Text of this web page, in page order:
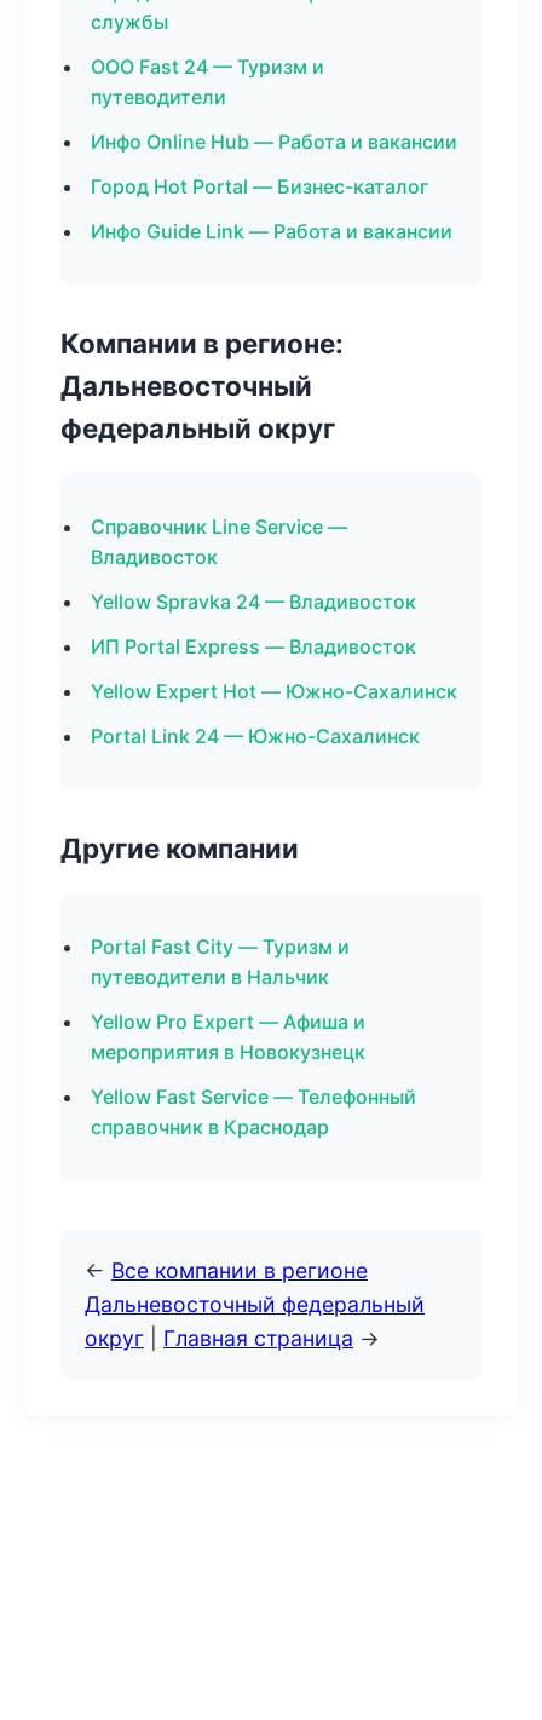
службы
ООО Fast 24 — Туризм и
путеводители
Инфо Online Hub — Работа и вакансии
Город Hot Portal — Бизнес-каталог
Инфо Guide Link — Работа и вакансии
Компании в регионе:
Дальневосточный
федеральный округ
Справочник Line Service —
Владивосток
Yellow Spravka 24 — Владивосток
ИП Portal Express — Владивосток
Yellow Expert Hot — Южно-Сахалинск
Portal Link 24 — Южно-Сахалинск
Другие компании
Portal Fast City — Туризм и
путеводители в Нальчик
Yellow Pro Expert — Афиша и
мероприятия в Новокузнецк
Yellow Fast Service — Телефонный
справочник в Краснодар
← Все компании в регионе
Дальневосточный федеральный
округ
Главная страница →